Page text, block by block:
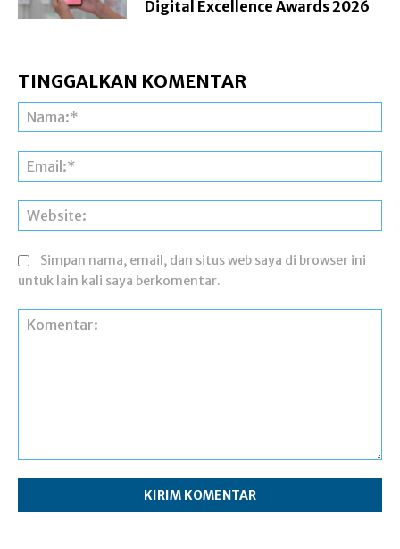
Digital Excellence Awards 2026
TINGGALKAN KOMENTAR
Simpan nama, email, dan situs web saya di browser ini
untuk lain kali saya berkomentar.